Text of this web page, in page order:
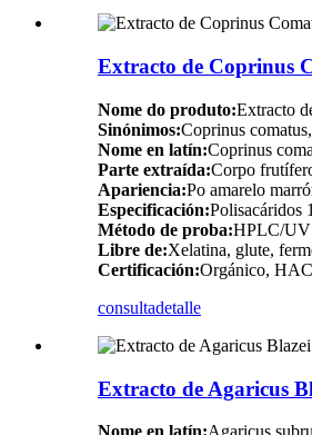
Extracto de Coprinus
Nome do produto:Extracto
Sinónimos:Coprinus
Nome en latín:Coprinus
Parte extraída:Corpo
Apariencia:Po amarelo
Especificación:Polisacáridos
Método de proba:HPLC/UV
Libre de:Xelatina, glute,
Certificación:Orgánico,
consultadetalle
Extracto de Agaricus